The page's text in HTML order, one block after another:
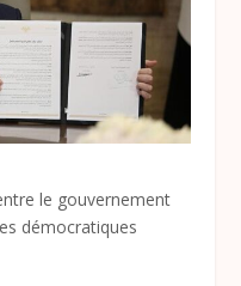
le gouvernement
démocratiques